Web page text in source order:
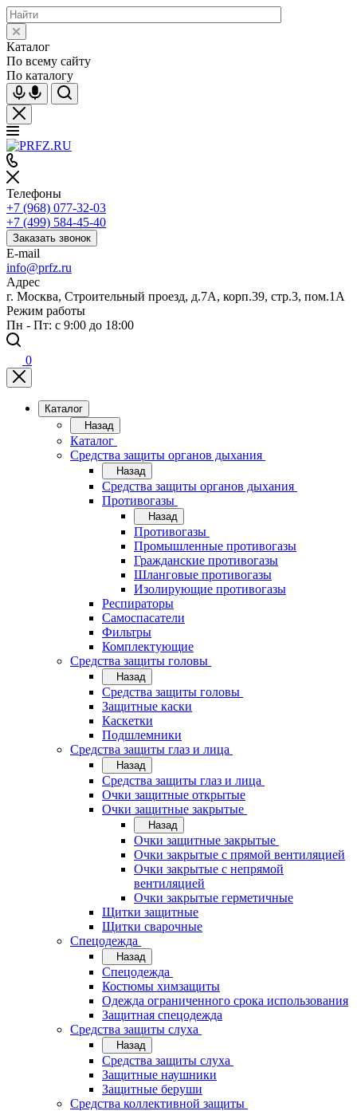
Каталог
По всему сайту
По каталогу
Телефоны
+7 (968) 077-32-03
+7 (499) 584-45-40
Заказать звонок
E-mail
info@prfz.ru
Адрес
г. Москва, Строительный проезд, д.7А, корп.39, стр.3, пом.1А
Режим работы
Пн - Пт: с 9:00 до 18:00
0
Каталог
Назад
Каталог
Средства защиты органов дыхания
Назад
Средства защиты органов дыхания
Противогазы
Назад
Противогазы
Промышленные противогазы
Гражданские противогазы
Шланговые противогазы
Изолирующие противогазы
Респираторы
Самоспасатели
Фильтры
Комплектующие
Средства защиты головы
Назад
Средства защиты головы
Защитные каски
Каскетки
Подшлемники
Средства защиты глаз и лица
Назад
Средства защиты глаз и лица
Очки защитные открытые
Очки защитные закрытые
Назад
Очки защитные закрытые
Очки закрытые с прямой вентиляцией
Очки закрытые с непрямой
вентиляцией
Очки закрытые герметичные
Щитки защитные
Щитки сварочные
Спецодежда
Назад
Спецодежда
Костюмы химзащиты
Одежда ограниченного срока использования
Защитная спецодежда
Средства защиты слуха
Назад
Средства защиты слуха
Защитные наушники
Защитные беруши
Средства коллективной защиты